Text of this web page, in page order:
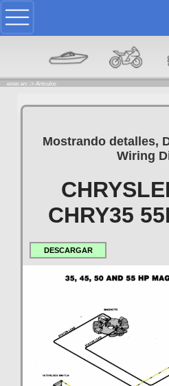
estas en: -> Articulos
Mostrando detalles,
Wiring
CHRY35
DESCARGAR